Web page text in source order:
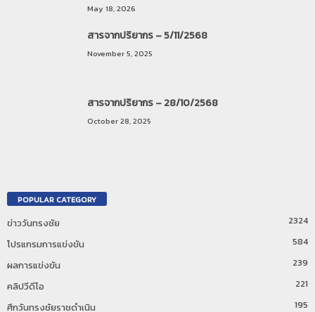
May 18, 2026
สารจากปริยากร – 5/11/2568
November 5, 2025
สารจากปริยากร – 28/10/2568
October 28, 2025
POPULAR CATEGORY
ข่าววันทรงชัย
2324
โปรแกรมการแข่งขัน
584
ผลการแข่งขัน
239
คลิปวีดีโอ
221
ศึกวันทรงชัยราชดำเนิน
195